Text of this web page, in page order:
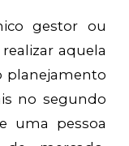
gestor ou
aquela
planejamento
no segundo
uma pessoa